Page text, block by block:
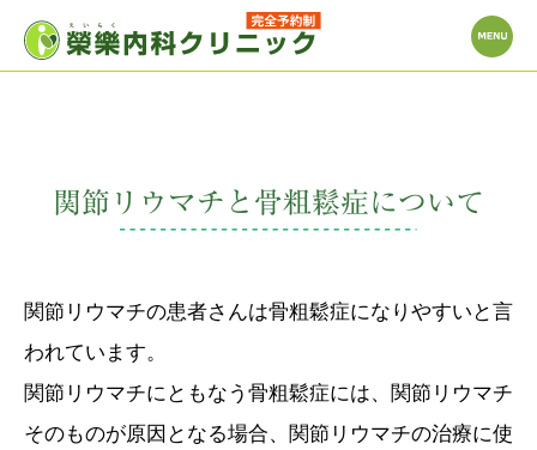
関節リウマチと骨粗鬆症について
関節リウマチの患者さんは骨粗鬆症になりやすいと言
われています。
関節リウマチにともなう骨粗鬆症には、関節リウマチ
そのものが原因となる場合、関節リウマチの治療に使